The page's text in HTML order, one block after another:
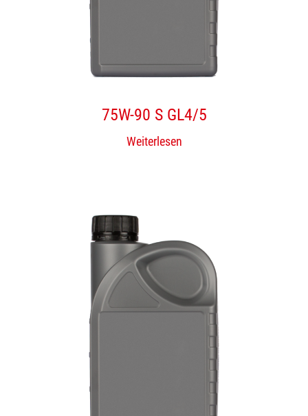
75W-90 S GL4/5
Weiterlesen